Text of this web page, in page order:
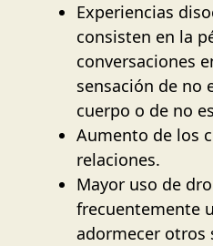
Experiencias
consisten en la
conversaciones
sensación de no
cuerpo o de no
Aumento de los
relaciones.
Mayor uso de
frecuentemente
adormecer otros